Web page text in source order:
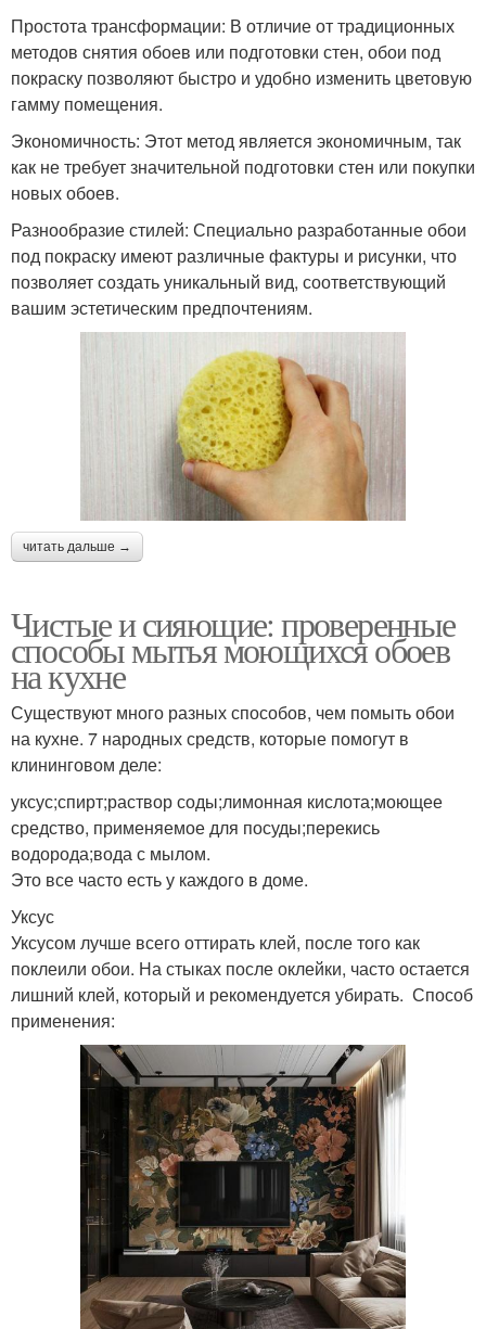
Простота трансформации: В отличие от традиционных
методов снятия обоев или подготовки стен, обои под
покраску позволяют быстро и удобно изменить цветовую
гамму помещения.
Экономичность: Этот метод является экономичным, так
как не требует значительной подготовки стен или покупки
новых обоев.
Разнообразие стилей: Специально разработанные обои
под покраску имеют различные фактуры и рисунки, что
позволяет создать уникальный вид, соответствующий
вашим эстетическим предпочтениям.
читать дальше →
Чистые и сияющие: проверенные
способы мытья моющихся обоев
на кухне
Существуют много разных способов, чем помыть обои
на кухне. 7 народных средств, которые помогут в
клининговом деле:
уксус;спирт;раствор соды;лимонная кислота;моющее
средство, применяемое для посуды;перекись
водорода;вода с мылом.
Это все часто есть у каждого в доме.
Уксус
Уксусом лучше всего оттирать клей, после того как
поклеили обои. На стыках после оклейки, часто остается
лишний клей, который и рекомендуется убирать. Способ
применения: